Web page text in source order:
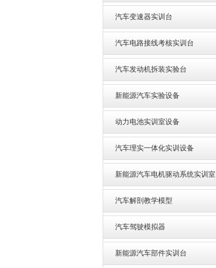
汽车变速器实训台
汽车电路接线考核实训台
汽车发动机拆装实验台
新能源汽车实验设备
动力电池实训室设备
汽车理实一体化实训设备
新能源汽车电机驱动系统实训室
汽车解剖教学模型
汽车驾驶模拟器
新能源汽车部件实训台